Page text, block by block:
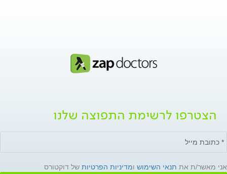
הצטרפו לרשימת התפוצה שלנו
אני מאשר/ת את תנאי השימוש ומדיניות הפרטיות של דוקטורס